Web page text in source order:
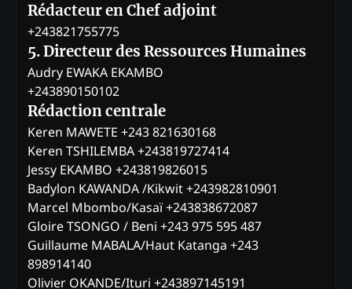
Rédacteur en Chef adjoint
+243821755775
5. Directeur des Ressources Humaines
Audry EWAKA EKAMBO
+243890150102
Rédaction centrale
Keren MAWETE +243 821630168
Keren TSHILEMBA +243819727414
Jessy EKAMBO +243819826015
Badylon KAWANDA /Kikwit +243982810901
Marcel Mbombo/Kasaï +243838672087
Gloire TSONGO / Beni +243 975 595 487
Guillaume MABALA/Haut Katanga +243
898914140
Olivier OKANDE/Ituri +243897145191